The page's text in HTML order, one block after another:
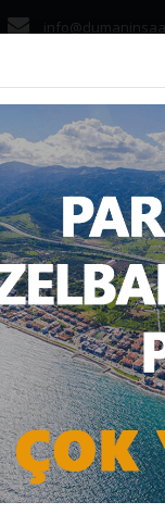
Haber